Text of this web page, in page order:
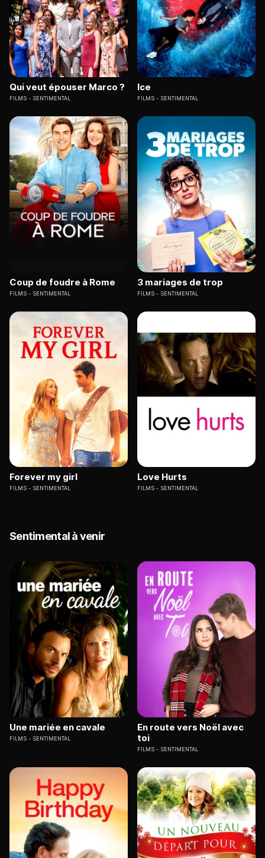
Qui veut épouser Marco ?
FILMS SENTIMENTAL
Ice
FILMS SENTIMENTAL
Coup de foudre à Rome
FILMS SENTIMENTAL
3 mariages de trop
FILMS SENTIMENTAL
Forever my girl
FILMS SENTIMENTAL
Love Hurts
FILMS SENTIMENTAL
Sentimental à venir
Une mariée en cavale
FILMS SENTIMENTAL
En route vers Noël avec
toi
FILMS SENTIMENTAL